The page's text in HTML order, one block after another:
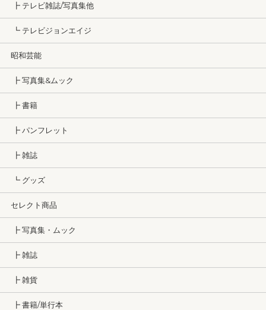
┣ テレビ雑誌/写真集他
┗ テレビジョンエイジ
昭和芸能
┣ 写真集&ムック
┣ 書籍
┣ パンフレット
┣ 雑誌
┗ グッズ
セレクト商品
┣ 写真集・ムック
┣ 雑誌
┣ 雑貨
┣ 書籍/単行本